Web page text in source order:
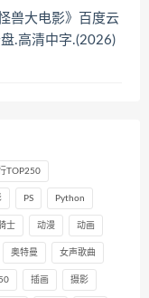
兽大电影》百度云
.高清中字.(2026)
TOP250
PS Python
士 动漫 动画
奥特曼 女声歌曲
插画 摄影